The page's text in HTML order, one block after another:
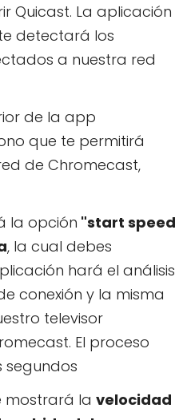
Quicast. La aplicación
detectará los
a nuestra red
de la app
que te permitirá
de Chromecast,
la opción "start speed
, la cual debes
hará el análisis
conexión y la misma
televisor
El proceso
segundos
mostrará la velocidad